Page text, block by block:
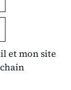
et mon site